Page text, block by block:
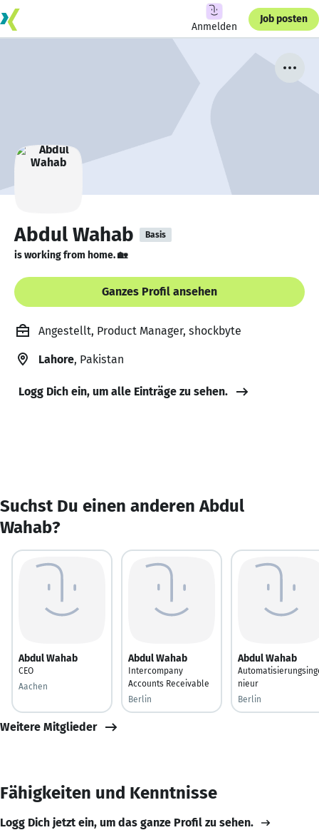
Anmelden
Job posten
Abdul Wahab Basis
is working from home. 🏡
Ganzes Profil ansehen
Angestellt, Product Manager, shockbyte
Lahore, Pakistan
Logg Dich ein, um alle Einträge zu sehen.
Suchst Du einen anderen Abdul
Wahab?
Abdul Wahab
CEO
Aachen
Abdul Wahab
Intercompany
Accounts Receivable
Berlin
Abdul Wahab
nieur
Berlin
Weitere Mitglieder
Fähigkeiten und Kenntnisse
Logg Dich jetzt ein, um das ganze Profil zu sehen.